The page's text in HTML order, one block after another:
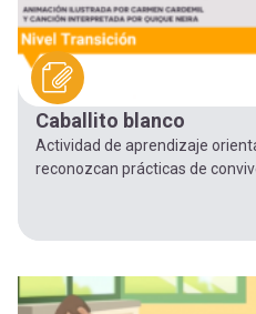
Caballito blanco
Actividad de aprendizaje
reconozcan prácticas de